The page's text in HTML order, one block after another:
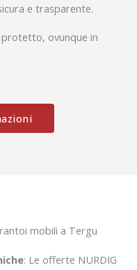
e trasparente.
ovunque in
mobili a Tergu
: Le offerte NURDIG